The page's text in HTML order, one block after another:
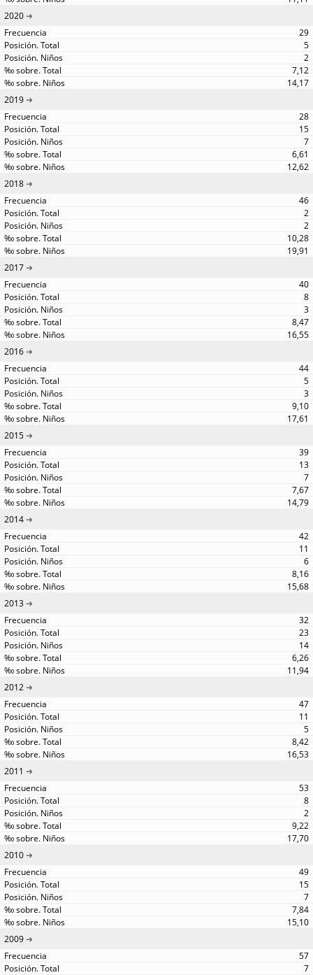
2020
29
5
2
7,12
14,17
2019
28
15
7
6,61
12,62
2018
46
2
2
10,28
19,91
2017
40
8
3
8,47
16,55
2016
44
5
3
9,10
17,61
2015
39
13
7
7,67
14,79
2014
42
11
6
8,16
15,68
2013
32
23
14
6,26
11,94
2012
47
11
5
8,42
16,53
2011
53
8
2
9,22
17,70
2010
49
15
7
7,84
15,10
2009
57
7